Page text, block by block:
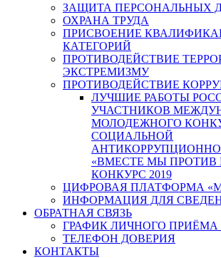
ЗАЩИТА ПЕРСОНАЛЬНЫХ
ОХРАНА ТРУДА
ПРИСВОЕНИЕ
КАТЕГОРИЙ
ПРОТИВОДЕЙСТВИЕ
ЭКСТРЕМИЗМУ
ПРОТИВОДЕЙСТВИЕ
ЛУЧШИЕ РАБОТЫ
УЧАСТНИКОВ
МОЛОДЕЖНОГО
СОЦИАЛЬНОЙ
«ВМЕСТЕ МЫ
КОНКУРС 2019
ЦИФРОВАЯ ПЛАТФОРМА
ИНФОРМАЦИЯ ДЛЯ
ОБРАТНАЯ СВЯЗЬ
ГРАФИК ЛИЧНОГО ПРИЁМА
ТЕЛЕФОН ДОВЕРИЯ
КОНТАКТЫ